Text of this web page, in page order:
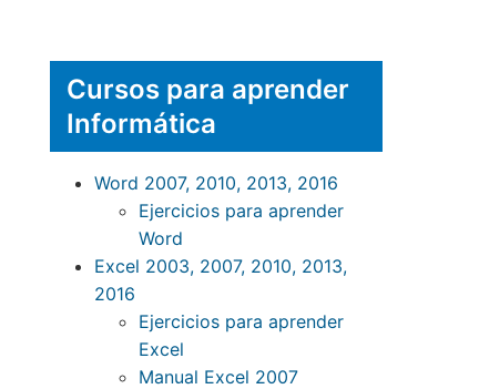
Cursos para aprender
Informática
Word 2007, 2010, 2013, 2016
Ejercicios para aprender
Word
Excel 2003, 2007, 2010, 2013,
2016
Ejercicios para aprender
Excel
Manual Excel 2007